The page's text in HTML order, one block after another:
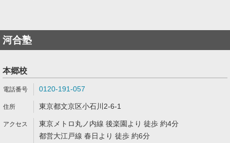
河合塾
本郷校
0120-191-057
東京都文京区小石川2-6-1
東京メトロ丸ノ内線 後楽園より 徒歩 約4分
都営大江戸線 春日より 徒歩 約6分